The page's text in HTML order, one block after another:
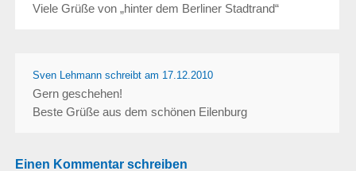
Viele Grüße von „hinter dem Berliner Stadtrand“
Sven Lehmannschreibt am 17.12.2010
Gern geschehen!
Beste Grüße aus dem schönen Eilenburg
Einen Kommentar schreiben